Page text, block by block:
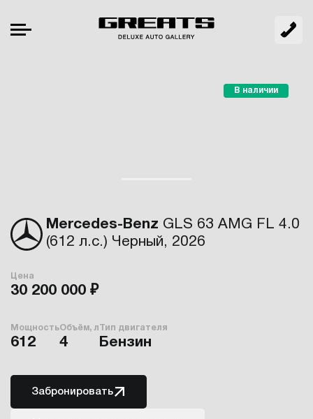
Mercedes-Benz GLS 63 AMG FL 4.0
(612 л.с.) Черный, 2026
В наличии
Цена
30 200 000 ₽
Мощность
612
Объём, л
4
Тип двигателя
Бензин
Забронировать